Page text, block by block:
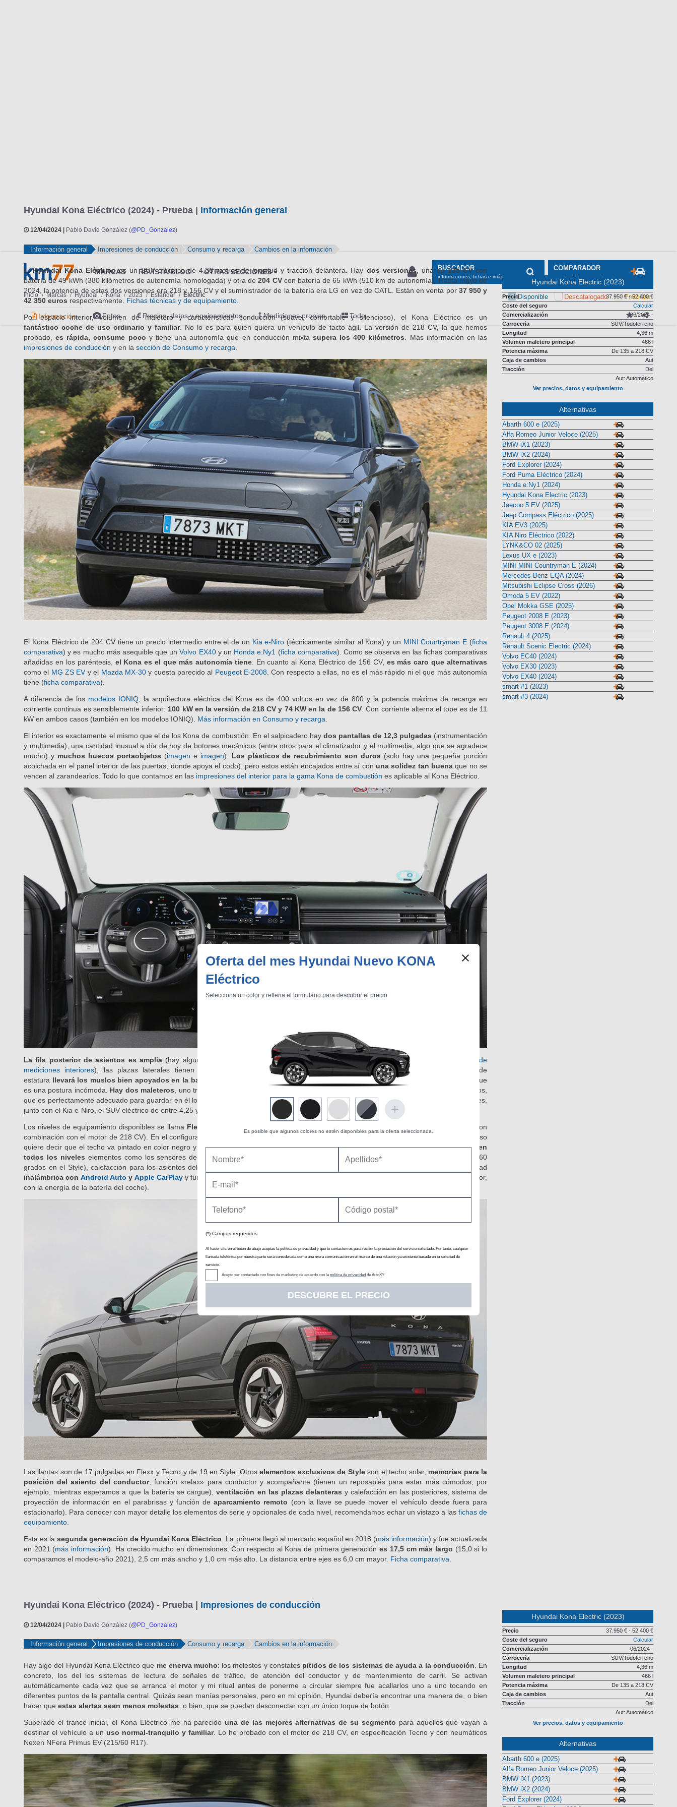
Hyundai Kona Eléctrico (2024) - Prueba | Información general
ElHyundai Kona Eléctricoes un SUV eléctrico de 4,36 metros de longitud y tracción delantera. Haydos versiones, una de135 CVcon
batería de 49 kWh (380 kilómetros de autonomía homologada) y otra de204 CV con batería de 65 kWh (510 km de autonomía). Hasta mayo de
2024, la potencia de estas dos versiones era 218 y 156 CV y el suministrador de la batería era LG en vez de CATL. Están en venta por
Por espacio interior, volumen de maletero y características conducción (suave, confortable y silencioso), el Kona Eléctrico es un
fantástico coche de uso ordinario y familiar. No lo es para quien quiera un vehículo de tacto ágil. La versión de 218 CV, la que hemos
probado,es rápida, consume pocoy tiene una autonomía que en conducción mixta
El Kona Eléctrico de 204 CV tiene un precio intermedio entre el de unKia e-Niro(técnicamente similar al Kona) y unMINI Countryman E(ficha
comparativa ) y es mucho más asequible que unVolvo EX40y un Honda e:Ny1(ficha comparativa). Como se observa en las fichas comparativas
añadidas en los paréntesis,el Kona es el que más autonomía tiene. En cuanto al Kona Eléctrico de 156 CV,es más caro que alternativas
como elMG ZS EVy elMazda MX-30
A diferencia de losmodelos IONIQ, la arquitectura eléctrica del Kona es de 400 voltios en vez de 800 y la potencia máxima de recarga en
corriente continua es sensiblemente inferior:100 kW en la versión de 218 CV y 74 KW en la de 156 CV
El interior es exactamente el mismo que el de los Kona de combustión. En el salpicadero haydos pantallas de 12,3 pulgadas (instrumentación
y multimedia), una cantidad inusual a día de hoy de botones mecánicos (entre otros para el climatizador y el multimedia, algo que se agradece
mucho) y muchos huecos portaobjetos( imageneimagen).Los plásticos de recubrimiento son duros(solo hay una pequeña porción
acolchada en el panel interior de las puertas, donde apoya el codo), pero estos están encajados entre sí conuna solidez tan buenaque no se
La fila posterior de asientos es amplia(hay alguna alternativa que le supera a este respecto, como el Kia e-Niro;
tabla comparativa de
mediciones interiores), las plazas laterales tienen un mullido agradable (la central es más incómoda) y alguien de 1,85 metros de
estaturallevará los muslos bien apoyados en la banqueta
, es decir, no irá con las rodillas tan altas como en algunos coches eléctricos, que
es una postura incómoda.Hay dos maleteros , uno trasero de 466 litros (como el de cualquier otro Kona,imagen) y otro delantero de 27 litros,
que es perfectamente adecuado para guardar en él los cables de recarga (
imagen e imagen ). El volumen total es de 493 litros
junto con el Kia e-Niro, el SUV eléctrico de entre 4,25 y 4,45 metros de longitud con más capacidad de carga (listado comparativo
Los niveles de equipamiento disponibles se llamaFlexx, Tecno y Style(ordenados de menos a más equipado; Style solo se puede pedir con
combinación con el motor de 218 CV). En el configurador de Hyundai veréis que los niveles Tecno y Style van acompañados por un «2C». Eso
quiere decir que el techo va pintado en color negro y el resto de la carrocería se puede pedir en otro color. En cualquier caos, es
de serie en
todos los niveles
elementos como los sensores delanteros y traseros de ayuda al aparcamiento, la
(es de 360
grados en el Style), calefacción para los asientos delanteros, sistema multimedia con
, pantalla de 12,3 pulgadas y compatibilidad
inalámbrica con Android AutoyApple CarPlay
y función V2L (Vehicle to Load, sirve para alimentar dispositivos eléctricos, como un aspirador,
Las llantas son de 17 pulgadas en Flexx y Tecno y de 19 en Style. Otros elementos exclusivos de Styleson el techo solar,memorias para la
posición del asiento del conductor , función «relax» para conductor y acompañante (tienen un reposapiés para estar más cómodos, por
ejemplo, mientras esperamos a que la batería se cargue),ventilación en las plazas delanteras y calefacción en las posteriores, sistema de
proyección de información en el parabrisas y función deaparcamiento remoto (con la llave se puede mover el vehículo desde fuera para
estacionarlo). Para conocer con mayor detalle los elementos de serie y opcionales de cada nivel, recomendamos echar un vistazo a las
Esta es lasegunda generación de Hyundai Kona Eléctrico. La primera llegó al mercado español en 2018 (más información) y fue actualizada
en 2021 (más información). Ha crecido mucho en dimensiones. Con respecto al Kona de primera generaciónes 17,5 cm más largo
Hyundai Kona Electric (2023)
Precio
37.950 € - 52.400 €
Coste del seguro
Calcular
Comercialización
06/2024 -
Carrocería
SUV/Todoterreno
Longitud
4,36 m
Volumen maletero principal
466 l
Potencia máxima
De 135 a 218 CV
Caja de cambios
Aut
Del
Aut: Automático
Alternativas
Abarth 600 e (2025)
Alfa Romeo Junior Veloce (2025)
BMW iX1 (2023)
BMW iX2 (2024)
Ford Explorer (2024)
Ford Puma Eléctrico (2024)
Honda e:Ny1 (2024)
Hyundai Kona Electric (2023)
Jaecoo 5 EV (2025)
Jeep Compass Eléctrico (2025)
KIA EV3 (2025)
KIA Niro Eléctrico (2022)
LYNK&CO 02 (2025)
Lexus UX e (2023)
MINI MINI Countryman E (2024)
Mercedes-Benz EQA (2024)
Mitsubishi Eclipse Cross (2026)
Omoda 5 EV (2022)
Opel Mokka GSE (2025)
Peugeot 2008 E (2023)
Peugeot 3008 E (2024)
Renault 4 (2025)
Renault Scenic Electric (2024)
Volvo EC40 (2024)
Volvo EX30 (2023)
Volvo EX40 (2024)
smart #1 (2023)
Hyundai Kona Eléctrico (2024) - Prueba | Impresiones de conducción
Hay algo del Hyundai Kona Eléctrico queme enerva mucho: los molestos y constatespitidos de los sistemas de ayuda a la conducción. En
concreto, los del los sistemas de lectura de señales de tráfico, de atención del conductor y de mantenimiento de carril. Se activan
automáticamente cada vez que se arranca el motor y mi ritual antes de ponerme a circular siempre fue acallarlos uno a uno tocando en
diferentes puntos de la pantalla central. Quizás sean manías personales, pero en mi opinión, Hyundai debería encontrar una manera de, o bien
Superado el trance inicial, el Kona Eléctrico me ha parecidouna de las mejores alternativas de su segmentopara aquellos que vayan a
destinar el vehículo a unuso normal-tranquilo y familiar
Hyundai Kona Electric (2023)
Precio
37.950 € - 52.400 €
Coste del seguro
Calcular
Comercialización
06/2024 -
Carrocería
SUV/Todoterreno
Longitud
4,36 m
Volumen maletero principal
466 l
Potencia máxima
De 135 a 218 CV
Caja de cambios
Aut
Del
Aut: Automático
Alternativas
Abarth 600 e (2025)
Alfa Romeo Junior Veloce (2025)
BMW iX1 (2023)
BMW iX2 (2024)
Oferta del mes Hyundai Nuevo KONA
Eléctrico
Selecciona un color y rellena el formulario para descubrir el precio
Es posible que algunos colores no estén disponibles para la oferta seleccionada.
(*) Campos requeridos
Al hacer clic en el botón de abajo aceptas la política de privacidad y que te contactemos para recibir la prestación del servicio solicitado. Por tanto, cualquier
llamada telefónica por nuestra parte será considerada como una mera comunicación en el marco de una relación ya existente basada en tu solicitud de
servicio.
Acepto ser contactado con fines de marketing de acuerdo con la política de privacidad de AutoXY
DESCUBRE EL PRECIO